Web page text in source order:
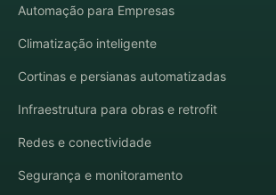
Automação para Empresas
Climatização inteligente
Cortinas e persianas automatizadas
Infraestrutura para obras e retrofit
Redes e conectividade
Segurança e monitoramento